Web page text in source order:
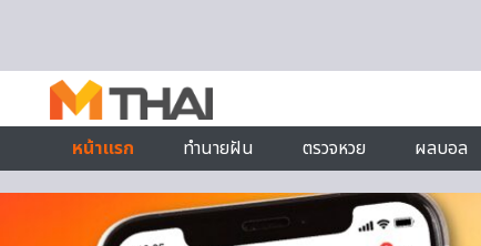
หน้าแรก
ทำนายฝัน ตรวจหวย ผลบอล